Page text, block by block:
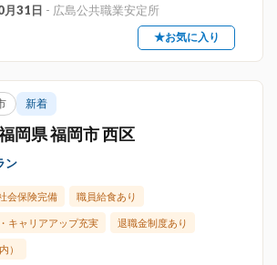
月31日 - 広島公共職業安定所
★お気に入り
新着
岡県 福岡市 西区
ン
会保険完備 職員給食あり
キャリアアップ充実 退職金制度あり
）